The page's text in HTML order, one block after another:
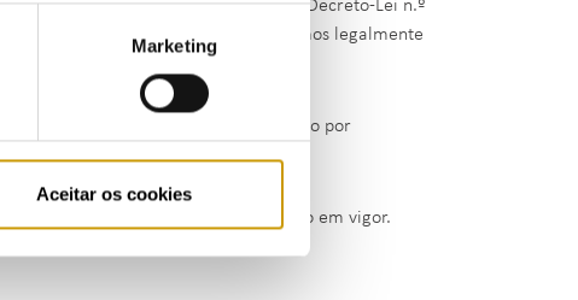
Marketing
Aceitar os cookies
abrigo do disposto no artigo 47.º do Decreto-Lei n.º
voluntário da coima nos termos legalmente
a visada da extinção do processo por
2005, de 15 de setembro, na redação em vigor.